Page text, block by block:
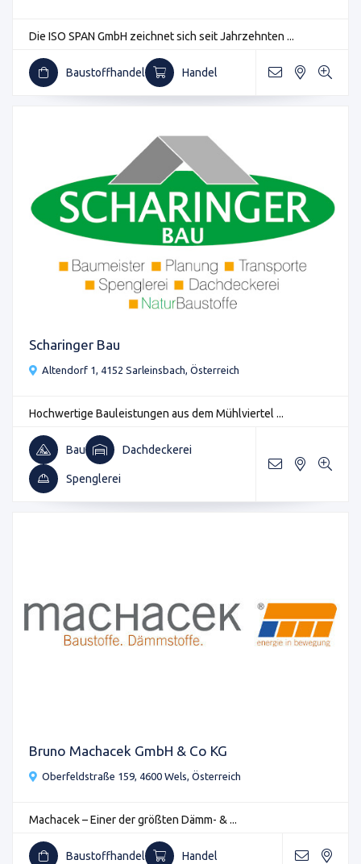
Die ISO SPAN GmbH zeichnet sich seit Jahrzehnten ...
Baustoffhandel Handel
Scharinger Bau
Altendorf 1, 4152 Sarleinsbach, Österreich
Hochwertige Bauleistungen aus dem Mühlviertel ...
Bau Dachdeckerei
Spenglerei
Bruno Machacek GmbH & Co KG
Oberfeldstraße 159, 4600 Wels, Österreich
Machacek – Einer der größten Dämm- & ...
Baustoffhandel Handel